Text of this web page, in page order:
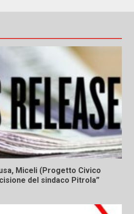
Miceli (Progetto Civico
del sindaco Pitrola”